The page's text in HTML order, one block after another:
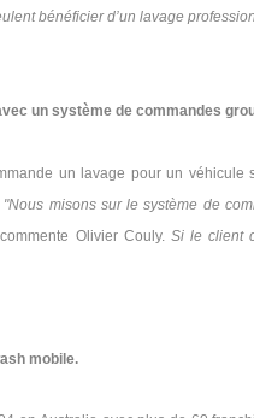
bénéficier d’un lavage
un système de commandes
un lavage pour un véhicule
"Nous misons sur le système de
commente Olivier Couly. Si le client
mobile.